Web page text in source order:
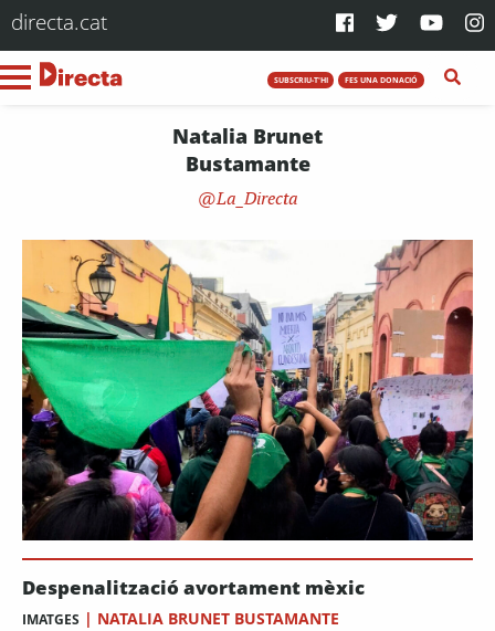
directa.cat
SUBSCRIU-T'HI FES UNA DONACIÓ
Natalia Brunet
Bustamante
La_Directa
Despenalització avortament mèxic
IMATGES | NATALIA BRUNET BUSTAMANTE